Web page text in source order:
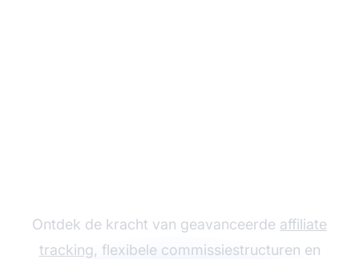
Ontdek de kracht van geavanceerde affiliate
tracking, flexibele commissiestructuren en